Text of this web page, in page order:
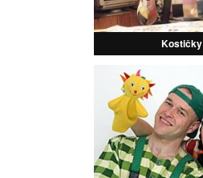
Kostičky